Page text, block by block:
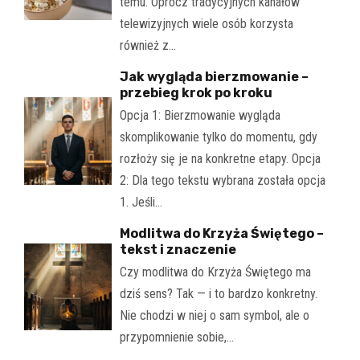
telewizyjnych wiele osób korzysta
również z…
Jak wygląda bierzmowanie –
przebieg krok po kroku
Opcja 1: Bierzmowanie wygląda
skomplikowanie tylko do momentu, gdy
rozłoży się je na konkretne etapy. Opcja
2: Dla tego tekstu wybrana została opcja
1. Jeśli…
Modlitwa do Krzyża Świętego –
tekst i znaczenie
Czy modlitwa do Krzyża Świętego ma
dziś sens? Tak — i to bardzo konkretny.
Nie chodzi w niej o sam symbol, ale o
przypomnienie sobie,…